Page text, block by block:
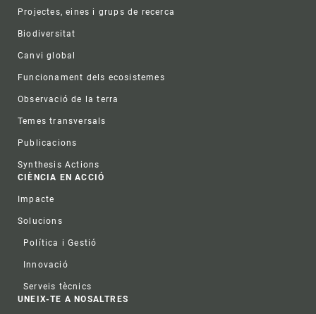
Projectes, eines i grups de recerca
Biodiversitat
Canvi global
Funcionament dels ecosistemes
Observació de la terra
Temes transversals
Publicacions
Synthesis Actions
CIÈNCIA EN ACCIÓ
Impacte
Solucions
Política i Gestió
Innovació
Serveis tècnics
UNEIX-TE A NOSALTRES